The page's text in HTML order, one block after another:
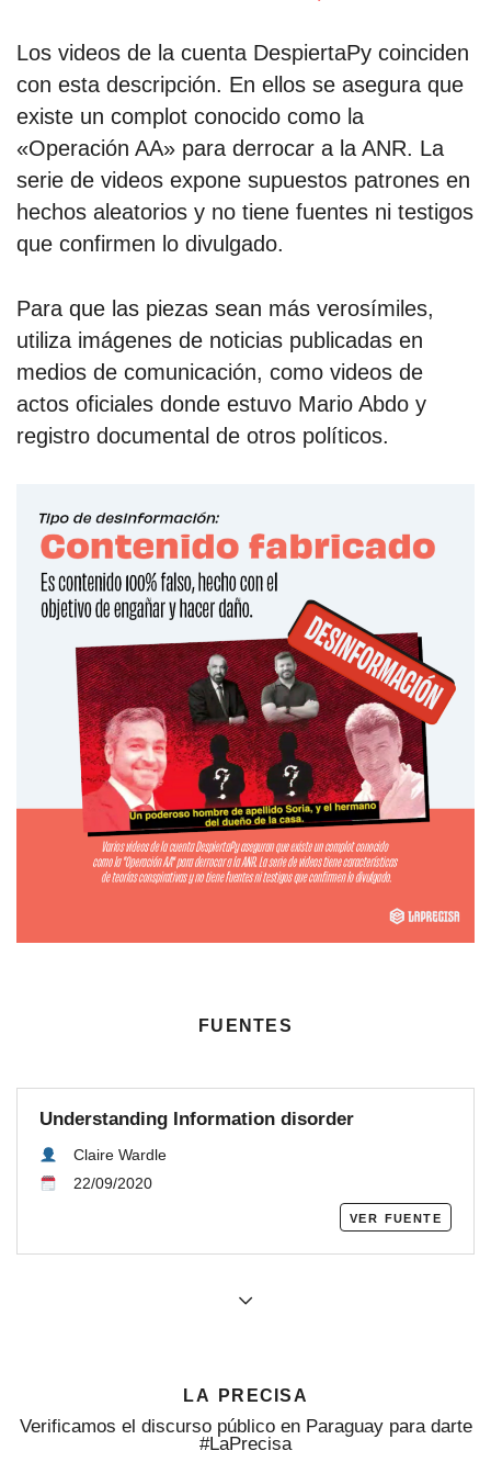
Los videos de la cuenta DespiertaPy coinciden
con esta descripción. En ellos se asegura que
existe un complot conocido como la
«Operación AA» para derrocar a la ANR. La
serie de videos expone supuestos patrones en
hechos aleatorios y no tiene fuentes ni testigos
que confirmen lo divulgado.
Para que las piezas sean más verosímiles,
utiliza imágenes de noticias publicadas en
medios de comunicación, como videos de
actos oficiales donde estuvo Mario Abdo y
registro documental de otros políticos.
fuentes
Understanding Information disorder
Claire Wardle
22/09/2020
ver fuente
la precisa
Verificamos el discurso público en Paraguay para darte
#LaPrecisa